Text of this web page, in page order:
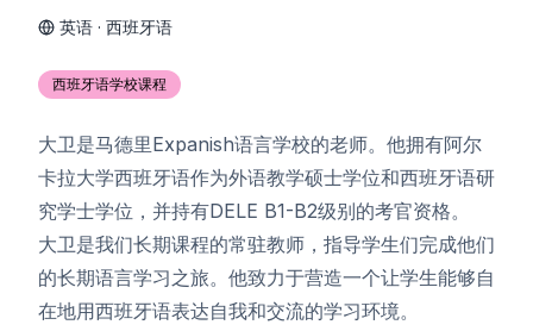
英语 · 西班牙语
西班牙语学校课程
大卫是马德里Expanish语言学校的老师。他拥有阿尔
卡拉大学西班牙语作为外语教学硕士学位和西班牙语研
究学士学位，并持有DELE B1-B2级别的考官资格。
大卫是我们长期课程的常驻教师，指导学生们完成他们
的长期语言学习之旅。他致力于营造一个让学生能够自
在地用西班牙语表达自我和交流的学习环境。